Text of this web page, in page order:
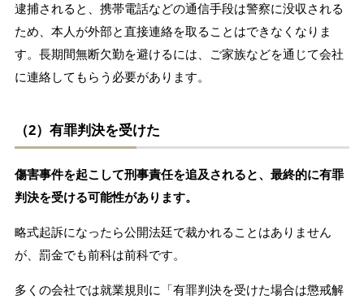
逮捕されると、携帯電話などの通信手段は警察に没収される
ため、本人が外部と直接連絡を取ることはできなくなりま
す。長期間無断欠勤を避けるには、ご家族などを通じて会社
に連絡してもらう必要があります。
（2）有罪判決を受けた
傷害事件を起こして刑事責任を追及されると、最終的に有罪
判決を受ける可能性があります。
略式起訴になったら公開法廷で裁かれることはありません
が、罰金でも前科は前科です。
多くの会社では就業規則に「有罪判決を受けた場合は懲戒解